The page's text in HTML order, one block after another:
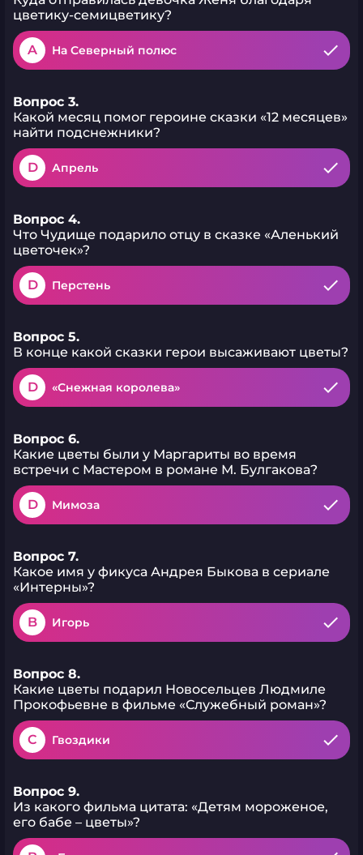
цветику-семицветику?
A На Северный полюс
Вопрос 3.
Какой месяц помог героине сказки «12 месяцев»
найти подснежники?
D Апрель
Вопрос 4.
Что Чудище подарило отцу в сказке «Аленький
цветочек»?
D Перстень
Вопрос 5.
В конце какой сказки герои высаживают цветы?
D «Снежная королева»
Вопрос 6.
Какие цветы были у Маргариты во время
встречи с Мастером в романе М. Булгакова?
D Мимоза
Вопрос 7.
Какое имя у фикуса Андрея Быкова в сериале
«Интерны»?
B Игорь
Вопрос 8.
Какие цветы подарил Новосельцев Людмиле
Прокофьевне в фильме «Служебный роман»?
C Гвоздики
Вопрос 9.
Из какого фильма цитата: «Детям мороженое,
его бабе – цветы»?